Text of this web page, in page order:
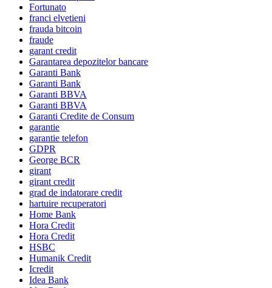
Fortunato
franci elvetieni
frauda bitcoin
fraude
garant credit
Garantarea depozitelor bancare
Garanti Bank
Garanti Bank
Garanti BBVA
Garanti BBVA
Garanti Credite de Consum
garantie
garantie telefon
GDPR
George BCR
girant
girant credit
grad de indatorare credit
hartuire recuperatori
Home Bank
Hora Credit
Hora Credit
HSBC
Humanik Credit
Icredit
Idea Bank